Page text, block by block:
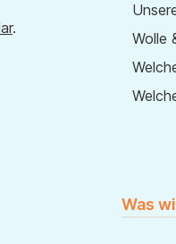
.
Wolle
Was